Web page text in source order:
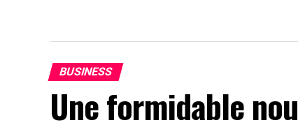
BUSINESS
Une formidable